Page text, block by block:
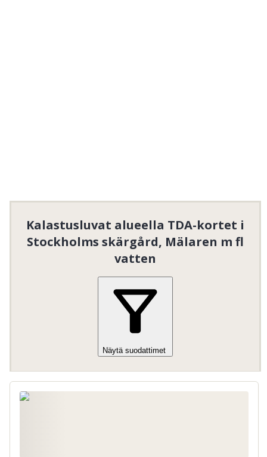
Kalastusluvat alueella TDA-kortet i
Stockholms skärgård, Mälaren m fl
vatten
Näytä suodattimet